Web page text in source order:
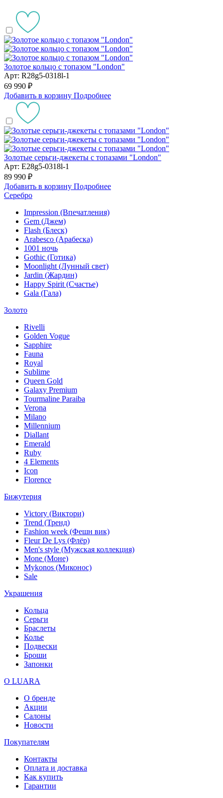
Золотое кольцо с топазом "London"
Арт: R28g5-0318l-1
69 990 ₽
Добавить в корзину Подробнее
Золотые серьги-джекеты с топазами "London"
Арт: E28g5-0318l-1
89 990 ₽
Добавить в корзину Подробнее
Серебро
Impression (Впечатления)
Gem (Джем)
Flash (Блеск)
Arabesco (Арабеска)
1001 ночь
Gothic (Готика)
Moonlight (Лунный свет)
Jardin (Жардин)
Happy Spirit (Счастье)
Gala (Гала)
Золото
Rivelli
Golden Vogue
Sapphire
Fauna
Royal
Sublime
Queen Gold
Galaxy Premium
Tourmaline Paraiba
Verona
Milano
Millennium
Diallant
Emerald
Ruby
4 Elements
Icon
Florence
Бижутерия
Victory (Виктори)
Trend (Тренд)
Fashion week (Фешн вик)
Fleur De Lys (Флёр)
Men's style (Мужская коллекция)
Mone (Моне)
Mykonos (Миконос)
Sale
Украшения
Кольца
Серьги
Браслеты
Колье
Подвески
Броши
Запонки
О LUARA
О бренде
Акции
Салоны
Новости
Покупателям
Контакты
Оплата и доставка
Как купить
Гарантии